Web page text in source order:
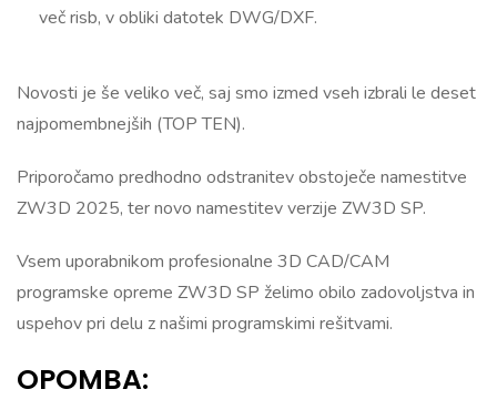
več risb, v obliki datotek DWG/DXF.
Novosti je še veliko več, saj smo izmed vseh izbrali le deset
najpomembnejših (TOP TEN).
Priporočamo predhodno odstranitev obstoječe namestitve
ZW3D 2025, ter novo namestitev verzije ZW3D SP.
Vsem uporabnikom profesionalne 3D CAD/CAM
programske opreme ZW3D SP želimo obilo zadovoljstva in
uspehov pri delu z našimi programskimi rešitvami.
OPOMBA: